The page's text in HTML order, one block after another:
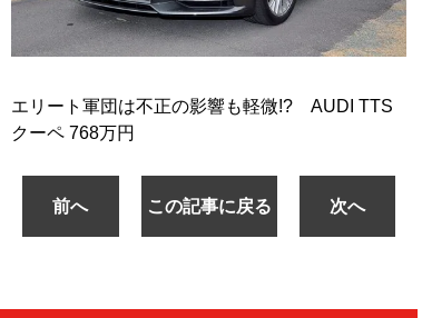
エリート軍団は不正の影響も軽微!? AUDI TTS
クーペ 768万円
前へ この記事に戻る 次へ